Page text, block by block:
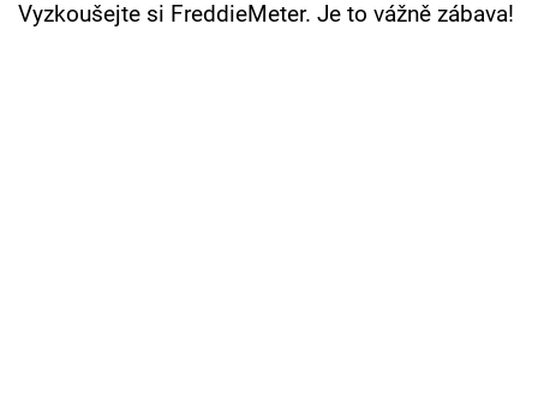
Vyzkoušejte si FreddieMeter. Je to vážně zábava!